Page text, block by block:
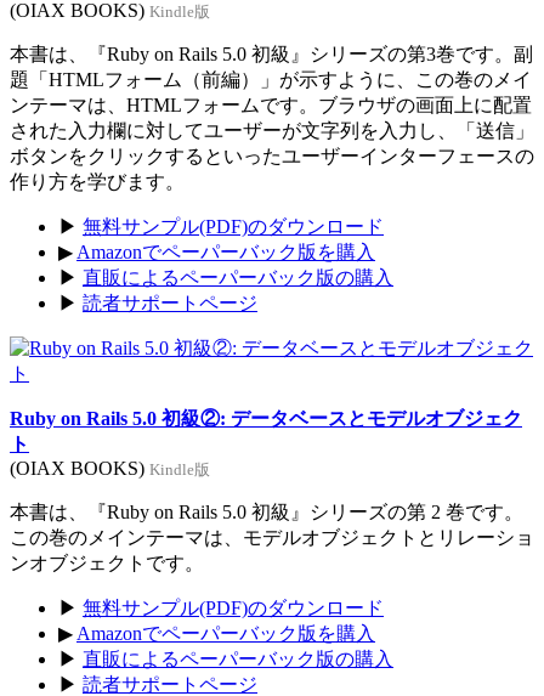
(OIAX BOOKS) Kindle版
本書は、『Ruby on Rails 5.0 初級』シリーズの第3巻です。副
題「HTMLフォーム（前編）」が示すように、この巻のメイ
ンテーマは、HTMLフォームです。ブラウザの画面上に配置
された入力欄に対してユーザーが文字列を入力し、「送信」
ボタンをクリックするといったユーザーインターフェースの
作り方を学びます。
▶ 無料サンプル(PDF)のダウンロード
▶ Amazonでペーパーバック版を購入
▶ 直販によるペーパーバック版の購入
▶ 読者サポートページ
Ruby on Rails 5.0 初級②: データベースとモデルオブジェク
ト
(OIAX BOOKS) Kindle版
本書は、『Ruby on Rails 5.0 初級』シリーズの第 2 巻です。
この巻のメインテーマは、モデルオブジェクトとリレーショ
ンオブジェクトです。
▶ 無料サンプル(PDF)のダウンロード
▶ Amazonでペーパーバック版を購入
▶ 直販によるペーパーバック版の購入
▶ 読者サポートページ